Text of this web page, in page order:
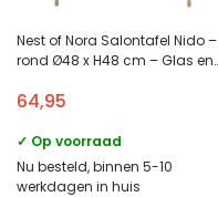
Nest of Nora Salontafel Nido –
rond Ø48 x H48 cm – Glas en
64,95
✓ Op voorraad
Nu besteld, binnen 5-10
werkdagen in huis